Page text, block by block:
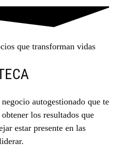
que transforman vidas
autogestionado que te
los resultados que
estar presente en las